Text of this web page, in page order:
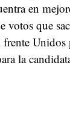
en
votos que
frente
la